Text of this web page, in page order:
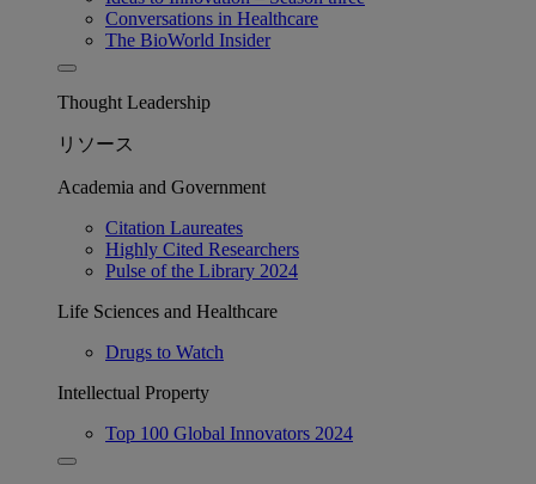
Conversations in Healthcare
The BioWorld Insider
Thought Leadership
リソース
Academia and Government
Citation Laureates
Highly Cited Researchers
Pulse of the Library 2024
Life Sciences and Healthcare
Drugs to Watch
Intellectual Property
Top 100 Global Innovators 2024